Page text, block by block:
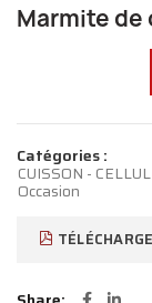
Marmite de
Catégories :
CUISSON -
Occasion